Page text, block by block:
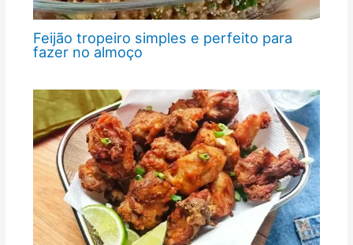
Feijão tropeiro simples e perfeito para
fazer no almoço